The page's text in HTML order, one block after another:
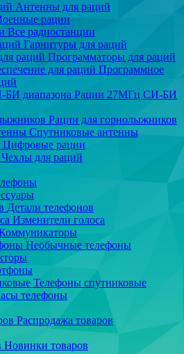
Антенны для раций
рации
Все радиостанции
Гарнитуры для раций
Программаторы для раций
Программное
Рации 27МГц СИ-БИ
Рации для горнолыжников
Спутниковые антенны
Цифровые рации
Чехлы для раций
Детали телефонов
Изменители голоса
Необычные телефоны
Телефоны спутниковые
телефоны
Распродажа товаров
Новинки товаров